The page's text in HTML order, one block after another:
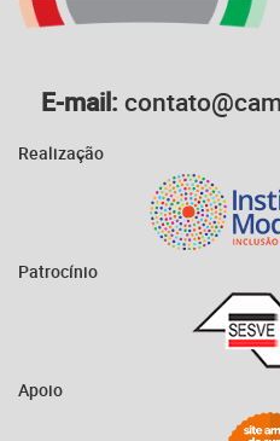
E-mail:
Realização
Patrocínio
Apoio